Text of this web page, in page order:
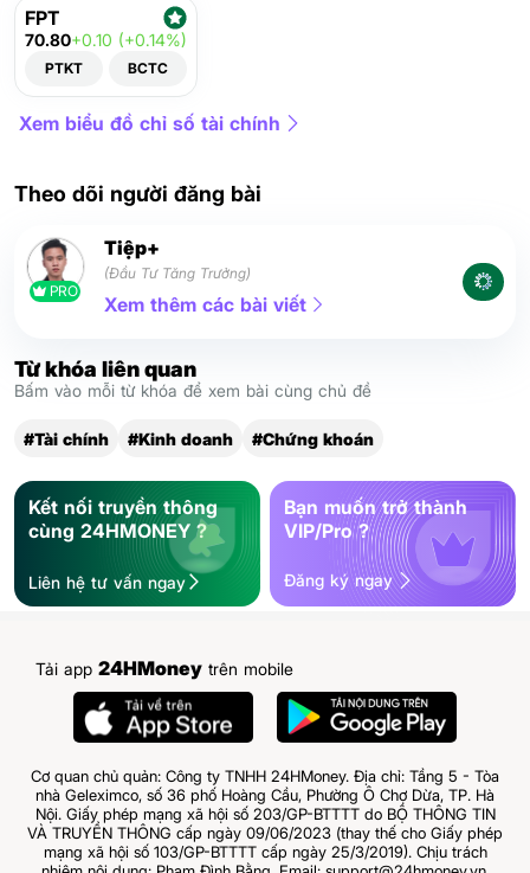
FPT
70.80+0.10 (+0.14%)
PTKT BCTC
Xem biểu đồ chỉ số tài chính
Theo dõi người đăng bài
PRO
Tiệp+
(Đầu Tư Tăng Trưởng)
Xem thêm các bài viết
Từ khóa liên quan
Bấm vào mỗi từ khóa để xem bài cùng chủ đề
#Tài chính #Kinh doanh #Chứng khoán
Kết nối truyền thông
cùng 24HMONEY ?
Liên hệ tư vấn ngay
Bạn muốn trở thành
VIP/Pro ?
Đăng ký ngay
Tải app 24HMoney trên mobile
Cơ quan chủ quản: Công ty TNHH 24HMoney. Địa chỉ: Tầng 5 - Tòa
nhà Geleximco, số 36 phố Hoàng Cầu, Phường Ô Chợ Dừa, TP. Hà
Nội. Giấy phép mạng xã hội số 203/GP-BTTTT do BỘ THÔNG TIN
VÀ TRUYỀN THÔNG cấp ngày 09/06/2023 (thay thế cho Giấy phép
mạng xã hội số 103/GP-BTTTT cấp ngày 25/3/2019). Chịu trách